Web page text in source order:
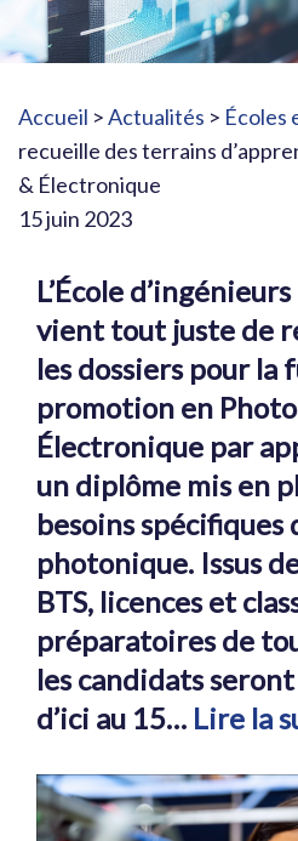
Accueil >Actualités > Écoles
recueille des terrains
& Électronique
15 juin 2023
L’École
vient tout juste de
les dossiers pour la
promotion en
Électronique par
un diplôme mis en
besoins spécifiques
photonique. Issus
BTS, licences et
préparatoires de
les candidats
d’ici au 15… Lire la